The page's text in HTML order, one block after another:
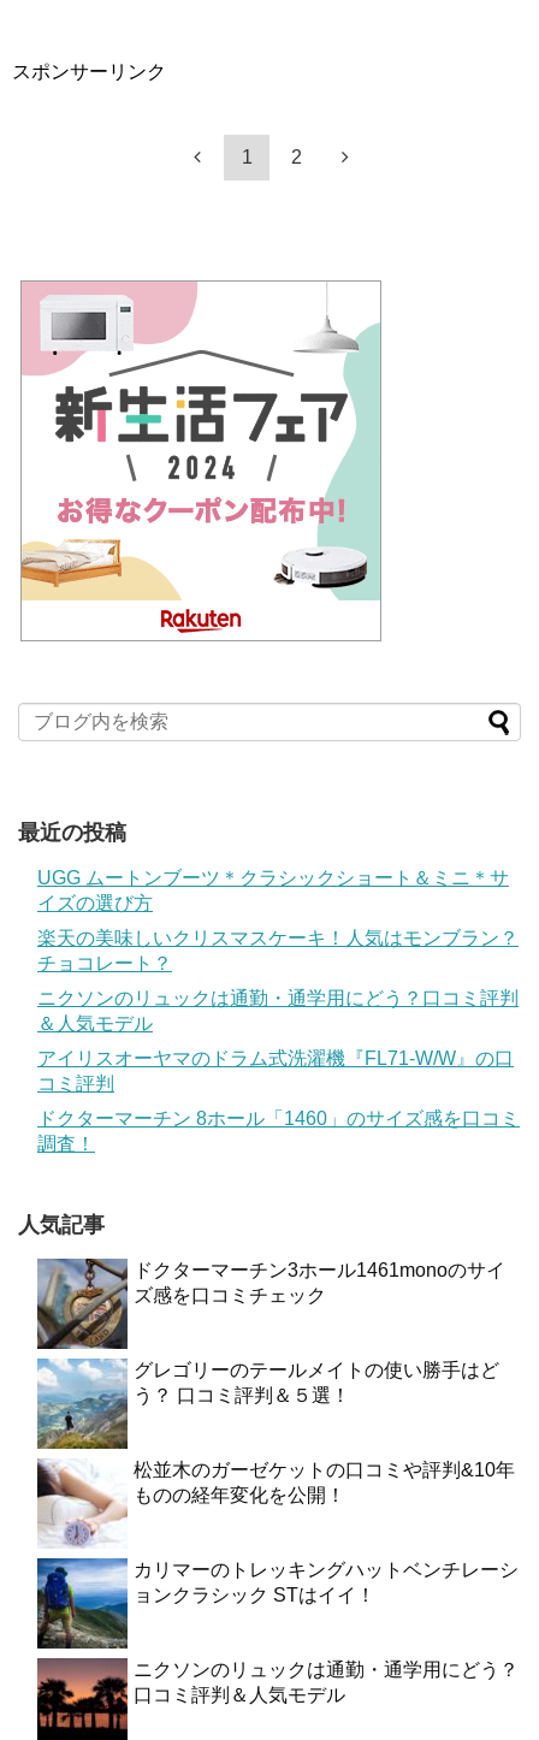
スポンサーリンク
1 2
最近の投稿
UGG ムートンブーツ＊クラシックショート＆ミニ＊サ
イズの選び方
楽天の美味しいクリスマスケーキ！人気はモンブラン？
チョコレート？
ニクソンのリュックは通勤・通学用にどう？口コミ評判
＆人気モデル
アイリスオーヤマのドラム式洗濯機『FL71-W/W』の口
コミ評判
ドクターマーチン 8ホール「1460」のサイズ感を口コミ
調査！
人気記事
ドクターマーチン3ホール1461monoのサイ
ズ感を口コミチェック
グレゴリーのテールメイトの使い勝手はど
う？ 口コミ評判＆５選！
松並木のガーゼケットの口コミや評判&10年
ものの経年変化を公開！
カリマーのトレッキングハットベンチレーシ
ョンクラシック STはイイ！
ニクソンのリュックは通勤・通学用にどう？
口コミ評判＆人気モデル